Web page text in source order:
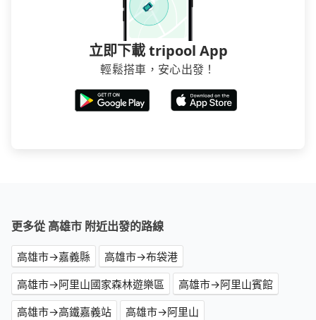
立即下載 tripool App
輕鬆搭車，安心出發！
更多從 高雄市 附近出發的路線
高雄市→嘉義縣
高雄市→布袋港
高雄市→阿里山國家森林遊樂區
高雄市→阿里山賓館
高雄市→高鐵嘉義站
高雄市→阿里山